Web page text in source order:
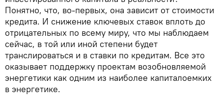
Понятно, что, во-первых, она зависит от стоимости
кредита. И снижение ключевых ставок вплоть до
отрицательных по всему миру, что мы наблюдаем
сейчас, в той или иной степени будет
транслироваться и в ставки по кредитам. Все это
оказывает поддержку проектам возобновляемой
энергетики как одним из наиболее капиталоемких
в энергетике.